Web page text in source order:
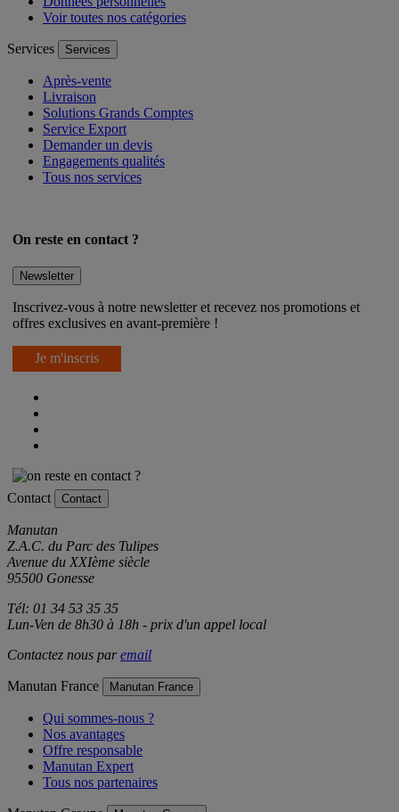
Voir toutes nos catégories
Services Services
Après-vente
Livraison
Solutions Grands Comptes
Service Export
Demander un devis
Engagements qualités
Tous nos services
On reste en contact ?
Newsletter
Inscrivez-vous à notre newsletter et recevez nos promotions et
offres exclusives en avant-première !
Je m'inscris
Contact Contact
Manutan
Z.A.C. du Parc des Tulipes
Avenue du XXIème siècle
95500 Gonesse
Tél: 01 34 53 35 35
Lun-Ven de 8h30 à 18h - prix d'un appel local
Contactez nous paremail
Manutan France Manutan France
Qui sommes-nous ?
Nos avantages
Offre responsable
Manutan Expert
Tous nos partenaires